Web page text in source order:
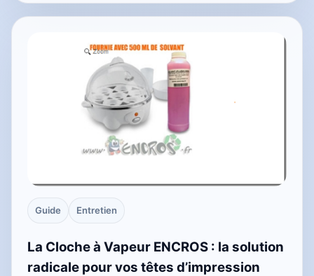
Guide Entretien
La Cloche à Vapeur ENCROS : la solution
radicale pour vos têtes d’impression